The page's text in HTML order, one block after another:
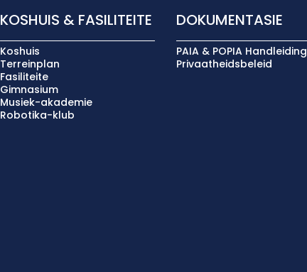
KOSHUIS & FASILITEITE
Koshuis
Terreinplan
Fasiliteite
Gimnasium
Musiek-akademie
Robotika-klub
DOKUMENTASIE
PAIA & POPIA Handleiding
Privaatheidsbeleid